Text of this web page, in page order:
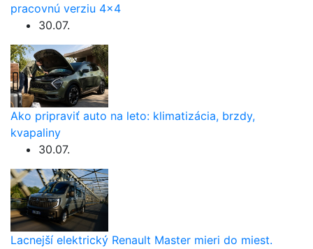
pracovnú verziu 4×4
30.07.
Ako pripraviť auto na leto: klimatizácia, brzdy,
kvapaliny
30.07.
Lacnejší elektrický Renault Master mieri do miest.